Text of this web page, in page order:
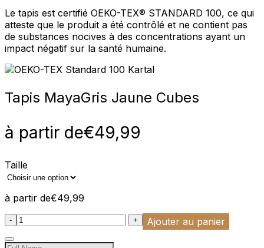
Le tapis est certifié OEKO-TEX® STANDARD 100, ce qui
atteste que le produit a été contrôlé et ne contient pas
de substances nocives à des concentrations ayant un
impact négatif sur la santé humaine.
Tapis MayaGris Jaune Cubes
à partir de€49,99
Taille
à partir de€49,99
:product_name quantity
- + Ajouter au panier